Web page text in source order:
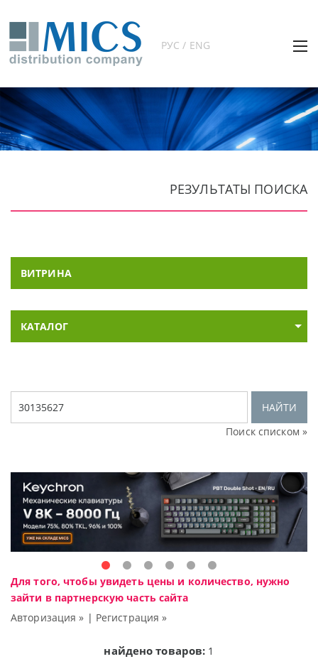
РУС / ENG
РЕЗУЛЬТАТЫ ПОИСКА
ВИТРИНА
КАТАЛОГ
НАЙТИ
Поиск списком »
Для того, чтобы увидеть цены и количество, нужно
зайти в партнерскую часть сайта
Авторизация » | Регистрация »
найдено товаров: 1